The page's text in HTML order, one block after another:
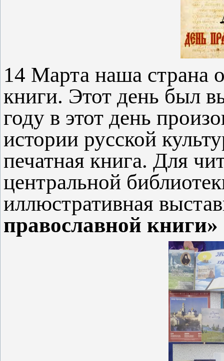
14 Марта наша страна
книги. Этот день был
году в этот день
истории русской
печатная книга. Для
центральной
иллюстративная
православной книги»